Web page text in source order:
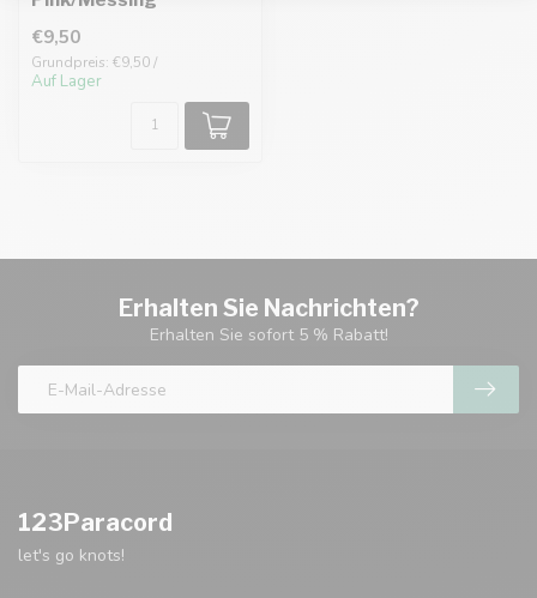
€9,50
Grundpreis: €9,50 /
Auf Lager
Erhalten Sie Nachrichten?
Erhalten Sie sofort 5 % Rabatt!
123Paracord
let's go knots!